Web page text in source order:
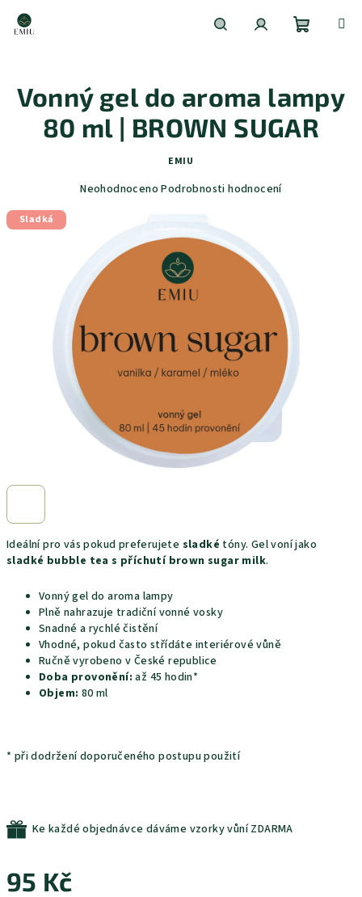
obsah
košík
Ideální pro vás pokud preferujete sladké tóny. Gel voní jako
sladké bubble tea s příchutí brown sugar milk.
Vonný gel do aroma lampy
Plně nahrazuje tradiční vonné vosky
Snadné a rychlé čistění
Vhodné, pokud často střídáte interiérové vůně
Ručně vyrobeno v České republice
Doba provonění: až 45 hodin*
Objem: 80 ml
* při dodržení doporučeného postupu použití
Ke každé objednávce dáváme vzorky vůní ZDARMA
95 Kč
Vonný gel do aroma lampy
80 ml | BROWN SUGAR
EMIU
Průměrné
0,0
z
hvězdiček.
Neohodnoceno Podrobnosti hodnocení
Sladká